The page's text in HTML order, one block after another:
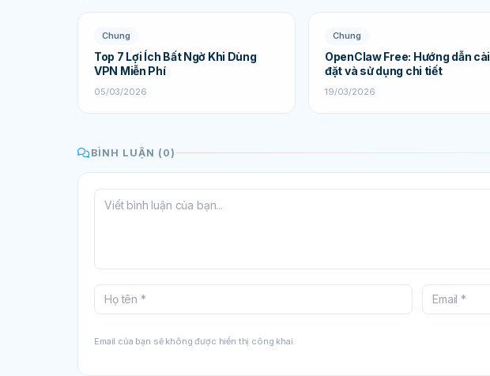
Chung
Top 7 Lợi Ích Bất Ngờ Khi Dùng
VPN Miễn Phí
05/03/2026
Chung
OpenClaw Free: Hướng dẫn cài
đặt và sử dụng chi tiết
19/03/2026
BÌNH LUẬN (0)
Email của bạn sẽ không được hiển thị công khai.